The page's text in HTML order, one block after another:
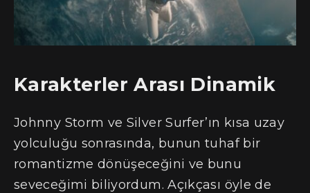
Karakterler Arası Dinamik
Johnny Storm ve Silver Surfer’ın kısa uzay
yolculuğu sonrasında, bunun tuhaf bir
romantizme dönüşeceğini ve bunu
seveceğimi biliyordum. Açıkçası öyle de